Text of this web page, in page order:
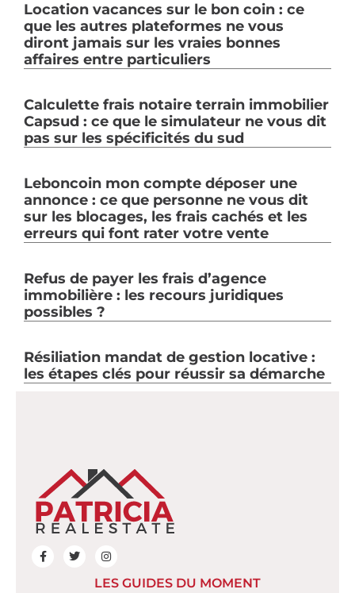
Location vacances sur le bon coin : ce
que les autres plateformes ne vous
diront jamais sur les vraies bonnes
affaires entre particuliers
Calculette frais notaire terrain immobilier
Capsud : ce que le simulateur ne vous dit
pas sur les spécificités du sud
Leboncoin mon compte déposer une
annonce : ce que personne ne vous dit
sur les blocages, les frais cachés et les
erreurs qui font rater votre vente
Refus de payer les frais d’agence
immobilière : les recours juridiques
possibles ?
Résiliation mandat de gestion locative :
les étapes clés pour réussir sa démarche
LES GUIDES DU MOMENT